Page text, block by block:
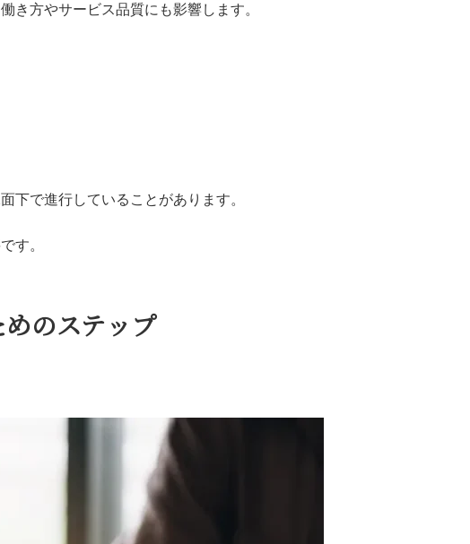
き方やサービス品質にも影響します。
下で進行していることがあります。
す。
のステップ